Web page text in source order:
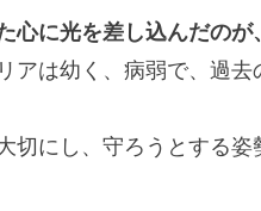
心に光を差し込んだの
アは幼く、病弱で、過去
切にし、守ろうとする